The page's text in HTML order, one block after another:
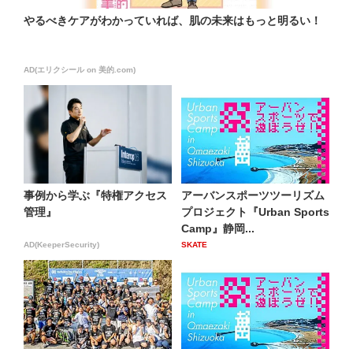
やるべきケアがわかっていれば、肌の未来はもっと明るい！
AD(エリクシール on 美的.com)
事例から学ぶ『特権アクセス
管理』
AD(KeeperSecurity)
アーバンスポーツツーリズム
プロジェクト『Urban Sports
Camp』静岡...
SKATE